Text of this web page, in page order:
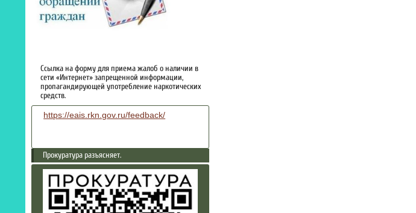
Ссылка на форму для приема жалоб о наличии в
сети «Интернет» запрещенной информации,
пропагандирующей употребление наркотических
средств.
https://eais.rkn.gov.ru/feedback/
Прокуратура разъясняет.